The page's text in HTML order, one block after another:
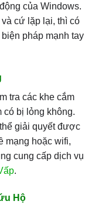
của Windows.
cứ lặp lại, thì có
pháp mạnh tay
tra các khe cắm
có bị lỏng không.
giải quyết được
mạng hoặc wifi,
cung cấp dịch vụ
.
Hộ